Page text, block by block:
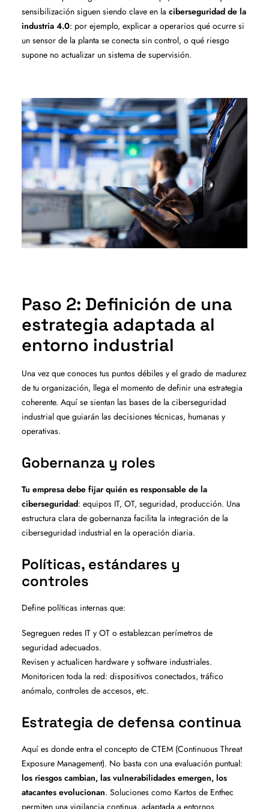
sensibilización siguen siendo clave en la ciberseguridad de la
industria 4.0: por ejemplo, explicar a operarios qué ocurre si
un sensor de la planta se conecta sin control, o qué riesgo
supone no actualizar un sistema de supervisión.
Paso 2: Definición de una
estrategia adaptada al
entorno industrial
Una vez que conoces tus puntos débiles y el grado de madurez
de tu organización, llega el momento de definir una estrategia
coherente. Aquí se sientan las bases de la ciberseguridad
industrial que guiarán las decisiones técnicas, humanas y
operativas.
Gobernanza y roles
Tu empresa debe fijar quién es responsable de la
ciberseguridad: equipos IT, OT, seguridad, producción. Una
estructura clara de gobernanza facilita la integración de la
ciberseguridad industrial en la operación diaria.
Políticas, estándares y
controles
Define políticas internas que:
Segreguen redes IT y OT o establezcan perímetros de
seguridad adecuados.
Revisen y actualicen hardware y software industriales.
Monitoricen toda la red: dispositivos conectados, tráfico
anómalo, controles de accesos, etc.
Estrategia de defensa continua
Aquí es donde entra el concepto de CTEM (Continuous Threat
Exposure Management). No basta con una evaluación puntual:
los riesgos cambian, las vulnerabilidades emergen, los
atacantes evolucionan. Soluciones como Kartos de Enthec